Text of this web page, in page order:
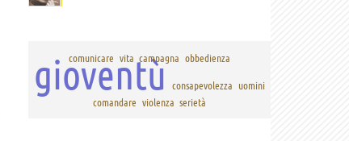
comunicare vita campagna obbedienza
gioventù consapevolezza
uomini
comandare violenza serietà